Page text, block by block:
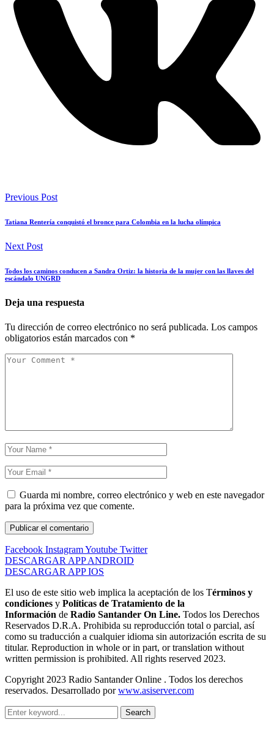
Previous Post
Tatiana Rentería conquistó el bronce para Colombia en la lucha olímpica
Next Post
Todos los caminos conducen a Sandra Ortiz: la historia de la mujer con las llaves del
escándalo UNGRD
Deja una respuesta
Tu dirección de correo electrónico no será publicada. Los campos
obligatorios están marcados con *
Guarda mi nombre, correo electrónico y web en este navegador
para la próxima vez que comente.
Facebook InstagramYoutube Twitter
DESCARGAR APP ANDROID
DESCARGAR APP IOS
El uso de este sitio web implica la aceptación de los Términos y
condiciones y Políticas de Tratamiento de la
Información de Radio Santander On Line. Todos los Derechos
Reservados D.R.A. Prohibida su reproducción total o parcial, así
como su traducción a cualquier idioma sin autorización escrita de su
titular. Reproduction in whole or in part, or translation without
written permission is prohibited. All rights reserved 2023.
Copyright 2023 Radio Santander Online . Todos los derechos
reservados. Desarrollado porwww.asiserver.com
Search